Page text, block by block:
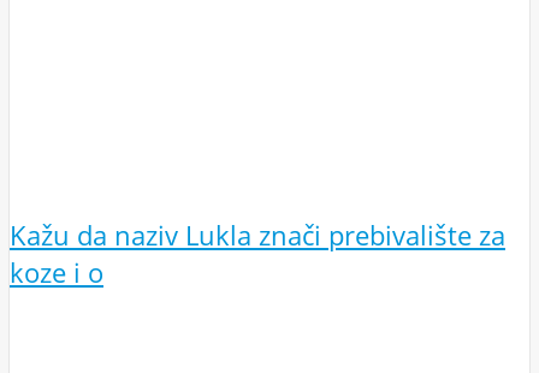
Kažu da naziv Lukla znači prebivalište za
koze i o